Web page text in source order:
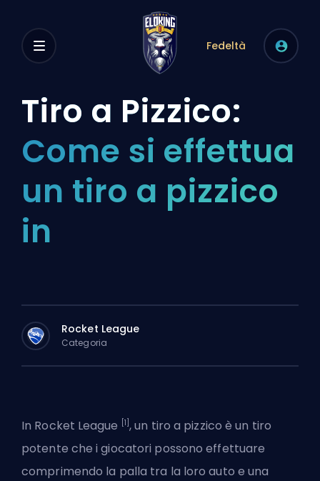
Fedeltà
Tiro a Pizzico:
Come si effettua
un tiro a pizzico
in
Rocket League
Categoria
In Rocket League [1] , un tiro a pizzico è un tiro
potente che i giocatori possono effettuare
comprimendo la palla tra la loro auto e una